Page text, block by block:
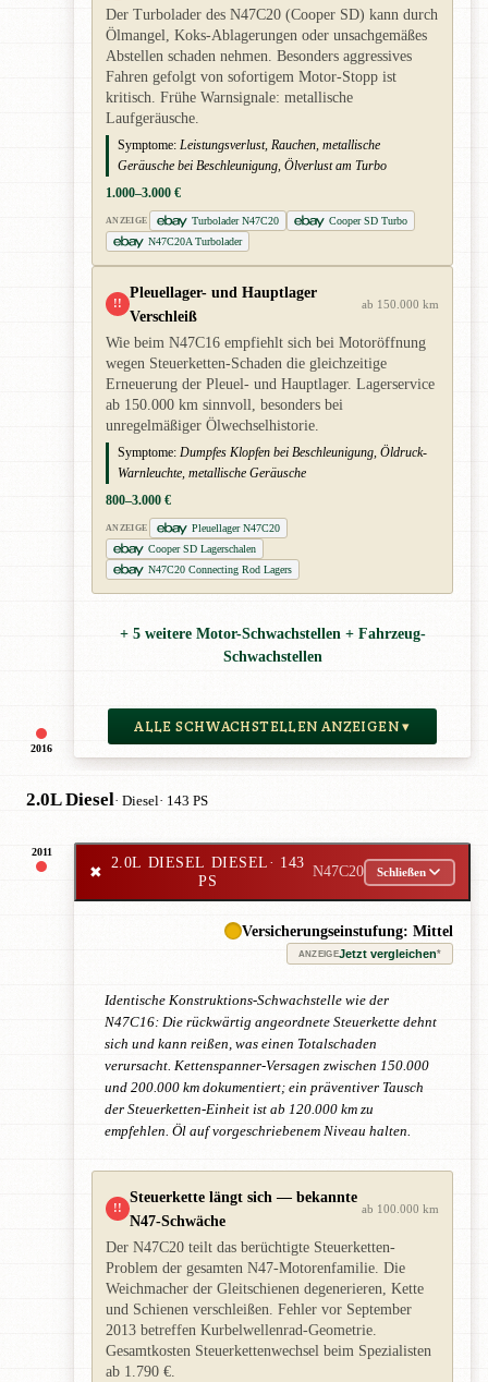
2016
Der Turbolader des N47C20 (Cooper SD) kann durch
Ölmangel, Koks-Ablagerungen oder unsachgemäßes
Abstellen schaden nehmen. Besonders aggressives
Fahren gefolgt von sofortigem Motor-Stopp ist
kritisch. Frühe Warnsignale: metallische
Laufgeräusche.
Symptome: Leistungsverlust, Rauchen, metallische
Geräusche bei Beschleunigung, Ölverlust am Turbo
1.000–3.000 €
ANZEIGE Turbolader N47C20
Cooper SD Turbo
N47C20A Turbolader
!!
Pleuellager- und Hauptlager
Verschleiß
ab 150.000 km
Wie beim N47C16 empfiehlt sich bei Motoröffnung
wegen Steuerketten-Schaden die gleichzeitige
Erneuerung der Pleuel- und Hauptlager. Lagerservice
ab 150.000 km sinnvoll, besonders bei
unregelmäßiger Ölwechselhistorie.
Symptome: Dumpfes Klopfen bei Beschleunigung, Öldruck-
Warnleuchte, metallische Geräusche
800–3.000 €
ANZEIGE
Pleuellager N47C20
Cooper SD Lagerschalen
N47C20 Connecting Rod Lagers
+ 5 weitere Motor-Schwachstellen + Fahrzeug-
Schwachstellen
ALLE SCHWACHSTELLEN ANZEIGEN ▾
2.0L Diesel· Diesel· 143 PS
2011
✖
2.0L DIESEL DIESEL· 143
PS
N47C20 Schließen
Versicherungseinstufung: Mittel
ANZEIGEJetzt vergleichen*
Identische Konstruktions-Schwachstelle wie der
N47C16: Die rückwärtig angeordnete Steuerkette dehnt
sich und kann reißen, was einen Totalschaden
verursacht. Kettenspanner-Versagen zwischen 150.000
und 200.000 km dokumentiert; ein präventiver Tausch
der Steuerketten-Einheit ist ab 120.000 km zu
empfehlen. Öl auf vorgeschriebenem Niveau halten.
!!
Steuerkette längt sich — bekannte
N47-Schwäche
ab 100.000 km
Der N47C20 teilt das berüchtigte Steuerketten-
Problem der gesamten N47-Motorenfamilie. Die
Weichmacher der Gleitschienen degenerieren, Kette
und Schienen verschleißen. Fehler vor September
2013 betreffen Kurbelwellenrad-Geometrie.
Gesamtkosten Steuerkettenwechsel beim Spezialisten
ab 1.790 €.